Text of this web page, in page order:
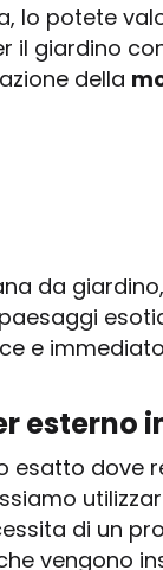
lo potete
il giardino
della
da
e
esterno
esatto dove
di un
vengono